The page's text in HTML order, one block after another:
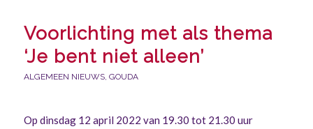
Voorlichting met als thema
‘Je bent niet alleen’
ALGEMEEN NIEUWS, GOUDA
Op dinsdag 12 april 2022 van 19.30 tot 21.30 uur